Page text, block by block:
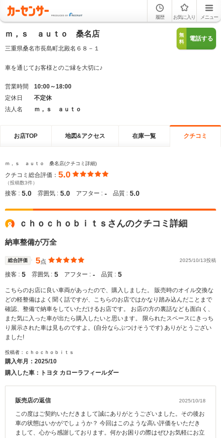
履歴 お気に入り メニュー
ｍ，ｓ ａｕｔｏ 桑名店
三重県桑名市長島町北殿名６８－１
無
料
電話する
車を通じてお客様とのご縁を大切に♪
営業時間
10:00～18:00
定休日
不定休
法人名
ｍ，ｓ ａｕｔｏ
お店TOP 地図&アクセス 在庫一覧 クチコミ
ｍ，ｓ ａｕｔｏ 桑名店(クチコミ詳細)
クチコミ総合評価： 5.0
（投稿数3件）
接客 : 5.0 雰囲気 : 5.0 アフター : - 品質 : 5.0
ｃｈｏｃｈｏｂｉｔｓさんのクチコミ詳細
納車整備が万全
総合評価 5点 2025/10/13投稿
接客 : 5 雰囲気 : 5 アフター : ‐ 品質 : 5
こちらのお店に良い車両があったので、購入しました。 販売時のオイル交換な
どの軽整備はよく聞く話ですが、こちらのお店ではかなり踏み込んだことまで
確認、整備で納車をしていただけるお店です。 お店の方の裏話なども面白く、
また気に入った車が出たら購入したいと思います。 限られたスペースにきっち
り展示された車は見ものですよ。(自分ならぶつけそうです) ありがとうござい
ました!
投稿者：ｃｈｏｃｈｏｂｉｔｓ
購入年月： 2025/10
購入した車：トヨタ カローラフィールダー
販売店の返信 2025/10/18
この度はご契約いただきまして誠にありがとうございました。その後お
車の状態はいかがでしょうか？ 今回はこのような高い評価をいただき
まして、心から感謝しております。何かお困りの際はぜひお気軽にお立